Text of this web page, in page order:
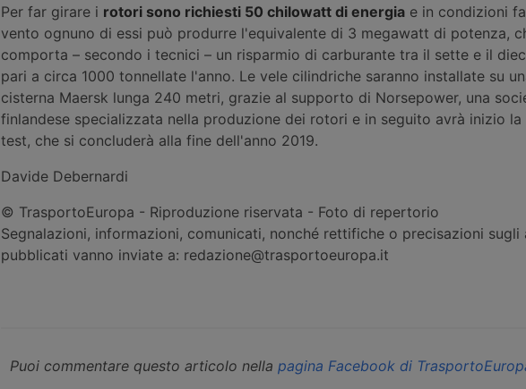
Per far girare i rotori sono richiesti 50 chilowatt di energia e in condizioni
vento ognuno di essi può produrre l'equivalente di 3 megawatt di potenza,
comporta – secondo i tecnici – un risparmio di carburante tra il sette e il
pari a circa 1000 tonnellate l'anno. Le vele cilindriche saranno installate su
cisterna Maersk lunga 240 metri, grazie al supporto di Norsepower, una
finlandese specializzata nella produzione dei rotori e in seguito avrà inizio la
test, che si concluderà alla fine dell'anno 2019.
Davide Debernardi
© TrasportoEuropa - Riproduzione riservata - Foto di repertorio
Segnalazioni, informazioni, comunicati, nonché rettifiche o precisazioni sugli
pubblicati vanno inviate a: redazione@trasportoeuropa.it
Puoi commentare questo articolo nella pagina Facebook di